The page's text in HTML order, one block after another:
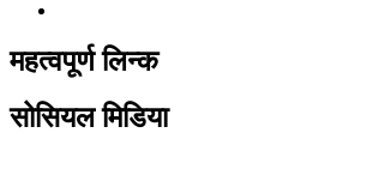
महत्वपूर्ण लिन्क
सोसियल मिडिया